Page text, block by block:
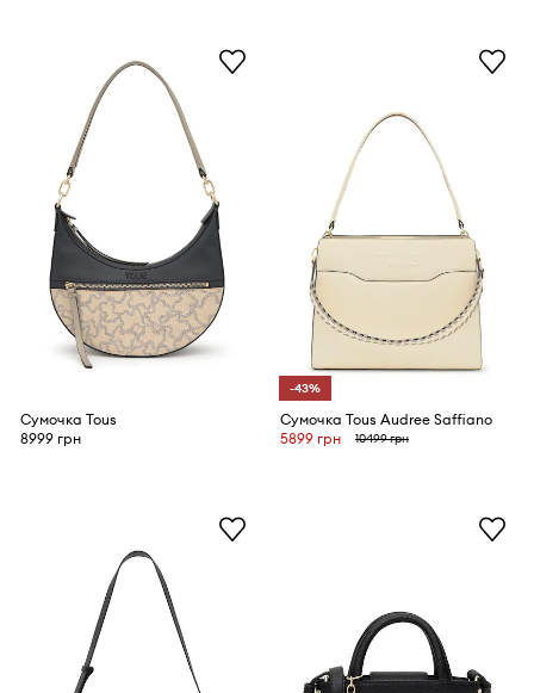
Сумочка Tous
8999 грн
-43%
Сумочка Tous Audree Saffiano
5899 грн
10499 грн